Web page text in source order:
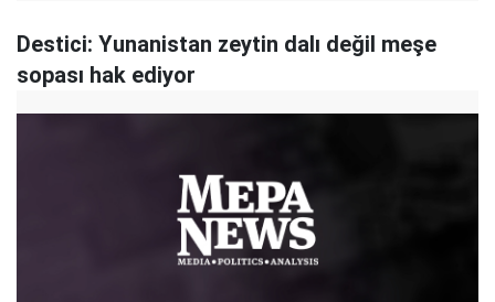
Destici: Yunanistan zeytin dalı değil meşe
sopası hak ediyor